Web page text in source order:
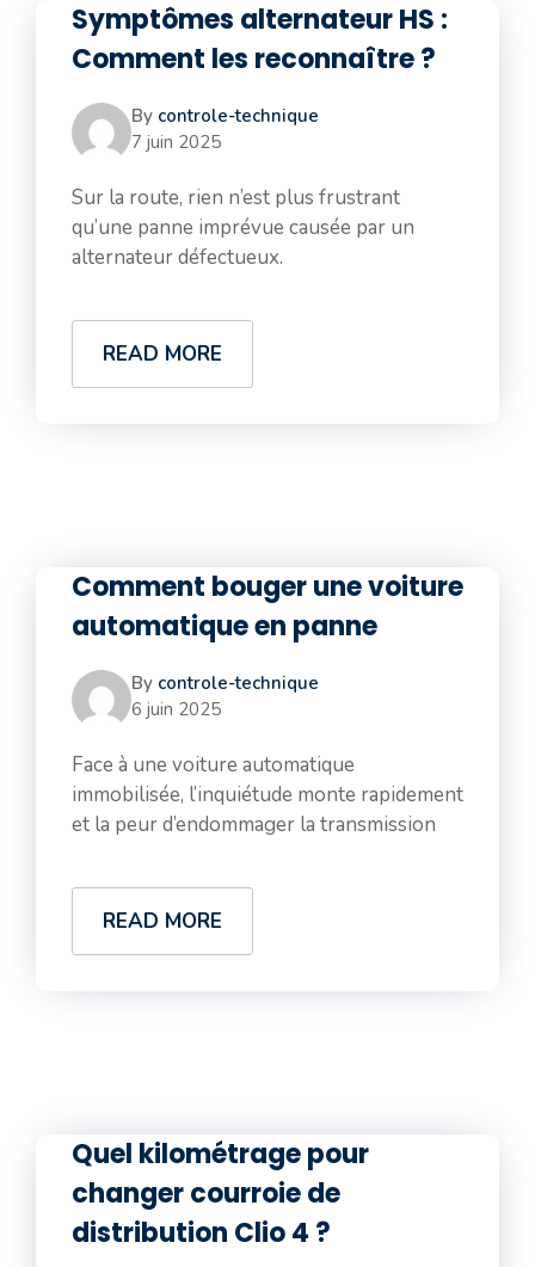
Symptômes alternateur HS :
Comment les reconnaître ?
By controle-technique
7 juin 2025
Sur la route, rien n’est plus frustrant
qu’une panne imprévue causée par un
alternateur défectueux.
READ MORE
Comment bouger une voiture
automatique en panne
By controle-technique
6 juin 2025
Face à une voiture automatique
immobilisée, l’inquiétude monte rapidement
et la peur d’endommager la transmission
READ MORE
Quel kilométrage pour
changer courroie de
distribution Clio 4 ?